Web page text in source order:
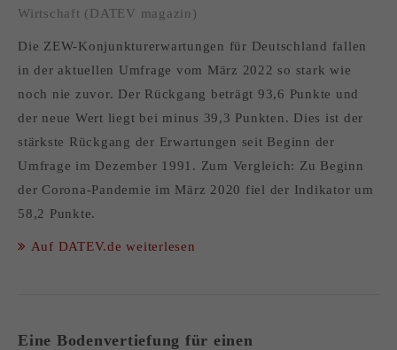
Wirtschaft (DATEV magazin)
Die ZEW-Konjunkturerwartungen für Deutschland fallen
in der aktuellen Umfrage vom März 2022 so stark wie
noch nie zuvor. Der Rückgang beträgt 93,6 Punkte und
der neue Wert liegt bei minus 39,3 Punkten. Dies ist der
stärkste Rückgang der Erwartungen seit Beginn der
Umfrage im Dezember 1991. Zum Vergleich: Zu Beginn
der Corona-Pandemie im März 2020 fiel der Indikator um
58,2 Punkte.
Auf DATEV.de weiterlesen
Eine Bodenvertiefung für einen